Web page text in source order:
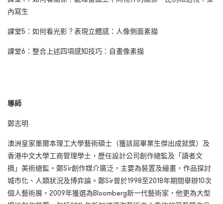
內寫生
課堂5：如何看光影？表現立體感：人像側面素描
課堂6：整合上述四項感知技巧：自畫像素描
導師
鄭志明
澳洲皇家墨爾本理工大學藝術碩士（獲該屆畢業生傑出成就獎）及
香港中文大學工商管理學士，歷任設計公司創作總監及「讀者文
摘」美術總監。鄭Sir創作媒介廣泛，主要為裝置及繪畫，作品探討
城市化、人類狀況及博弈論。鄭Sir曾於1998至2018年期間舉辦10次
個人藝術展，2009年獲選為Bloomberg新一代藝術家，他更為大型